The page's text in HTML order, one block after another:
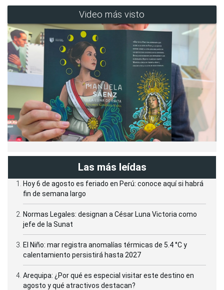
Video más visto
Las más leídas
Hoy 6 de agosto es feriado en Perú: conoce aquí si habrá
fin de semana largo
Normas Legales: designan a César Luna Victoria como
jefe de la Sunat
El Niño: mar registra anomalías térmicas de 5.4 °C y
calentamiento persistirá hasta 2027
Arequipa: ¿Por qué es especial visitar este destino en
agosto y qué atractivos destacan?